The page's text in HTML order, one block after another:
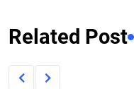
Related Post